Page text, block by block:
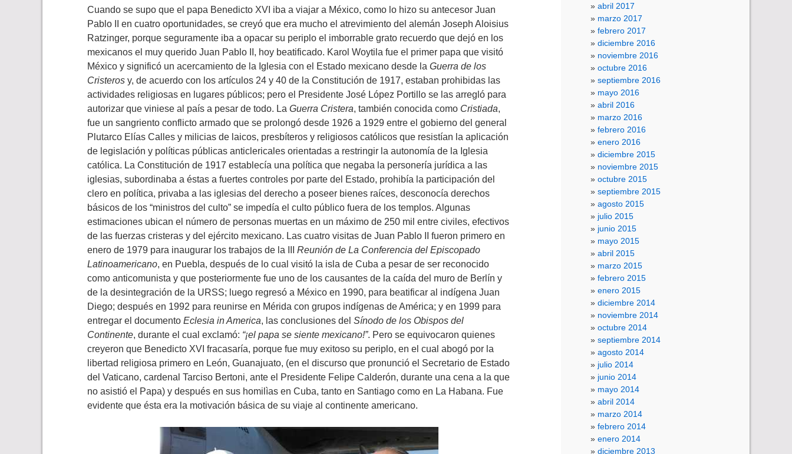
Cuando se supo que el papa Benedicto XVI iba a viajar a México, como lo hizo su antecesor Juan
Pablo II en cuatro oportunidades, se creyó que era mucho el atrevimiento del alemán Joseph Aloisius
Ratzinger, porque seguramente iba a opacar su periplo el imborrable grato recuerdo que dejó en los
mexicanos el muy querido Juan Pablo II, hoy beatificado. Karol Woytila fue el primer papa que visitó
México y significó un acercamiento de la Iglesia con el Estado mexicano desde la Guerra de los
Cristeros y, de acuerdo con los artículos 24 y 40 de la Constitución de 1917, estaban prohibidas las
actividades religiosas en lugares públicos; pero el Presidente José López Portillo se las arregló para
autorizar que viniese al país a pesar de todo. La Guerra Cristera, también conocida como Cristiada,
fue un sangriento conflicto armado que se prolongó desde 1926 a 1929 entre el gobierno del general
Plutarco Elías Calles y milicias de laicos, presbíteros y religiosos católicos que resistían la aplicación
de legislación y políticas públicas anticlericales orientadas a restringir la autonomía de la Iglesia
católica. La Constitución de 1917 establecía una política que negaba la personería jurídica a las
iglesias, subordinaba a éstas a fuertes controles por parte del Estado, prohibía la participación del
clero en política, privaba a las iglesias del derecho a poseer bienes raíces, desconocía derechos
básicos de los “ministros del culto” se impedía el culto público fuera de los templos. Algunas
estimaciones ubican el número de personas muertas en un máximo de 250 mil entre civiles, efectivos
de las fuerzas cristeras y del ejército mexicano. Las cuatro visitas de Juan Pablo II fueron primero en
enero de 1979 para inaugurar los trabajos de la III Reunión de La Conferencia del Episcopado
Latinoamericano, en Puebla, después de lo cual visitó la isla de Cuba a pesar de ser reconocido
como anticomunista y que posteriormente fue uno de los causantes de la caída del muro de Berlín y
de la desintegración de la URSS; luego regresó a México en 1990, para beatificar al indígena Juan
Diego; después en 1992 para reunirse en Mérida con grupos indígenas de América; y en 1999 para
entregar el documento Eclesia in America, las conclusiones del Sínodo de los Obispos del
Continente, durante el cual exclamó: “¡el papa se siente mexicano!”. Pero se equivocaron quienes
creyeron que Benedicto XVI fracasaría, porque fue muy exitoso su periplo, en el cual abogó por la
libertad religiosa primero en León, Guanajuato, (en el discurso que pronunció el Secretario de Estado
del Vaticano, cardenal Tarciso Bertoni, ante el Presidente Felipe Calderón, durante una cena a la que
no asistió el Papa) y después en sus homilìas en Cuba, tanto en Santiago como en La Habana. Fue
evidente que ésta era la motivación básica de su viaje al continente americano.
abril 2017
marzo 2017
febrero 2017
diciembre 2016
noviembre 2016
octubre 2016
septiembre 2016
mayo 2016
abril 2016
marzo 2016
febrero 2016
enero 2016
diciembre 2015
noviembre 2015
octubre 2015
septiembre 2015
agosto 2015
julio 2015
junio 2015
mayo 2015
abril 2015
marzo 2015
febrero 2015
enero 2015
diciembre 2014
noviembre 2014
octubre 2014
septiembre 2014
agosto 2014
julio 2014
junio 2014
mayo 2014
abril 2014
marzo 2014
febrero 2014
enero 2014
diciembre 2013